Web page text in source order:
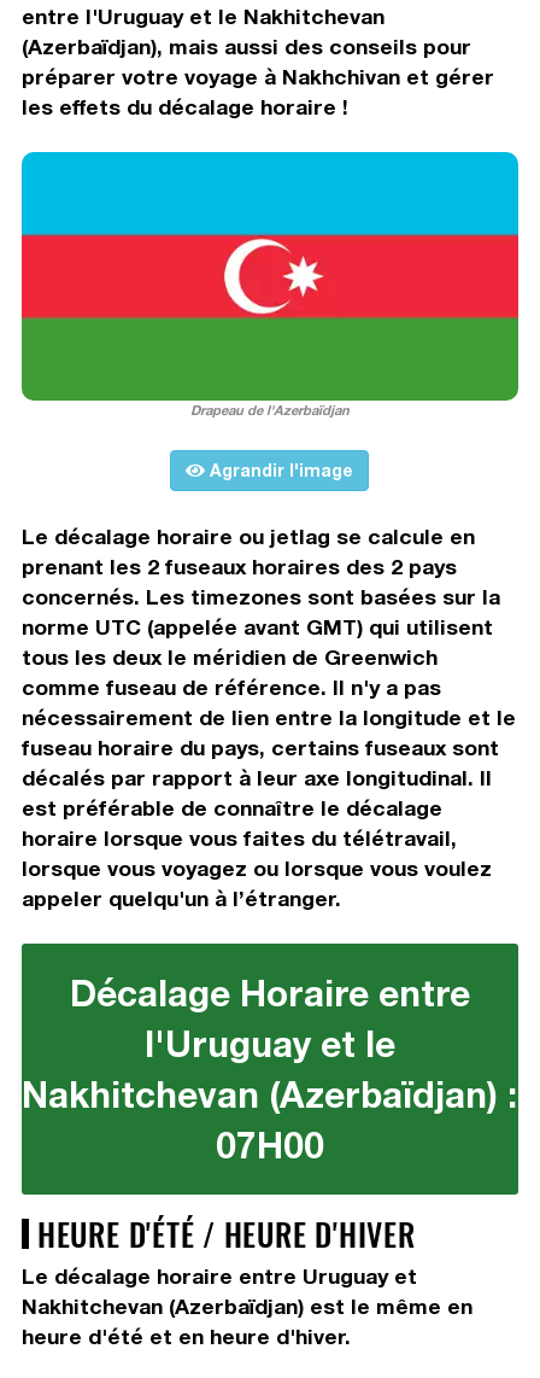
entre l'Uruguay et le Nakhitchevan
(Azerbaïdjan), mais aussi des conseils pour
préparer votre voyage à Nakhchivan et gérer
les effets du décalage horaire !
Drapeau de l'Azerbaïdjan
Agrandir l'image
Le décalage horaire ou jetlag se calcule en
prenant les 2 fuseaux horaires des 2 pays
concernés. Les timezones sont basées sur la
norme UTC (appelée avant GMT) qui utilisent
tous les deux le méridien de Greenwich
comme fuseau de référence. Il n'y a pas
nécessairement de lien entre la longitude et le
fuseau horaire du pays, certains fuseaux sont
décalés par rapport à leur axe longitudinal. Il
est préférable de connaître le décalage
horaire lorsque vous faites du télétravail,
lorsque vous voyagez ou lorsque vous voulez
appeler quelqu'un à l’étranger.
Décalage Horaire entre
l'Uruguay et le
Nakhitchevan (Azerbaïdjan) :
07H00
HEURE D'ÉTÉ / HEURE D'HIVER
Le décalage horaire entre Uruguay et
Nakhitchevan (Azerbaïdjan) est le même en
heure d'été et en heure d'hiver.